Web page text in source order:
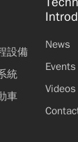
設備
統
車
News
Events
Videos